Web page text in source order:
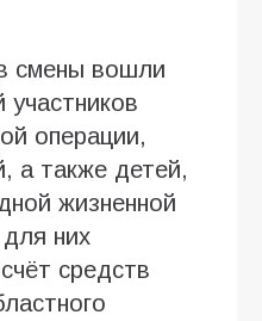
смены вошли
участников
операции,
а также детей,
жизненной
них
средств